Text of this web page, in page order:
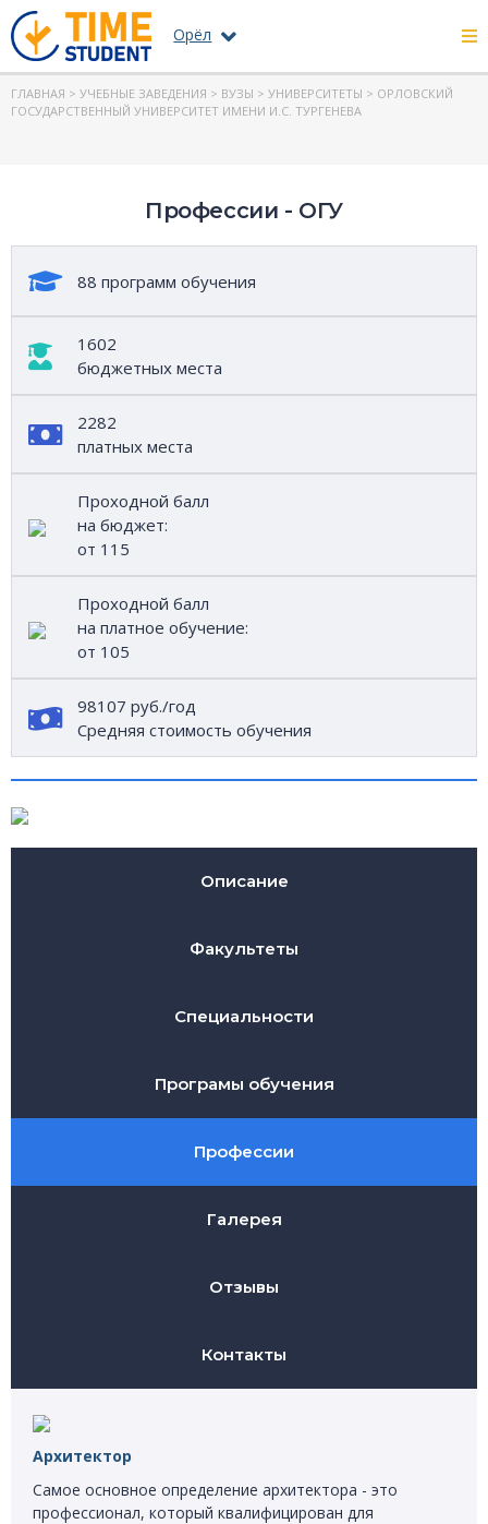
Орёл
ГЛАВНАЯ > УЧЕБНЫЕ ЗАВЕДЕНИЯ > ВУЗЫ > УНИВЕРСИТЕТЫ > ОРЛОВСКИЙ
ГОСУДАРСТВЕННЫЙ УНИВЕРСИТЕТ ИМЕНИ И.С. ТУРГЕНЕВА
Профессии - ОГУ
88 программ обучения
1602
бюджетных места
2282
платных места
Проходной балл
на бюджет:
от 115
Проходной балл
на платное обучение:
от 105
98107 руб./год
Средняя стоимость обучения
Описание
Факультеты
Специальности
Програмы обучения
Профессии
Галерея
Отзывы
Контакты
Архитектор
Самое основное определение архитектора - это
профессионал, который квалифицирован для